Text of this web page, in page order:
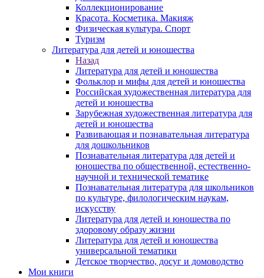
Коллекционирование
Красота. Косметика. Макияж
Физическая культура. Спорт
Туризм
Литература для детей и юношества
Назад
Литература для детей и юношества
Фольклор и мифы для детей и юношества
Российская художественная литература для
детей и юношества
Зарубежная художественная литература для
детей и юношества
Развивающая и познавательная литература
для дошкольников
Познавательная литература для детей и
юношества по общественной, естественно-
научной и технической тематике
Познавательная литература для школьников
по культуре, филологическим наукам,
искусству
Литература для детей и юношества по
здоровому образу жизни
Литература для детей и юношества
универсальной тематики
Детское творчество, досуг и домоводство
Мои книги